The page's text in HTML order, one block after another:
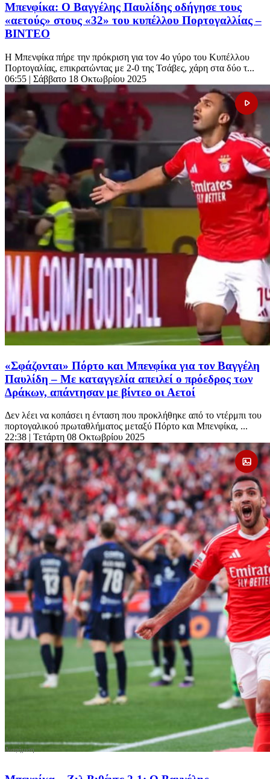
Μπενφίκα: Ο Βαγγέλης Παυλίδης οδήγησε τους
«αετούς» στους «32» του κυπέλλου Πορτογαλλίας –
ΒΙΝΤΕΟ
Η Μπενφίκα πήρε την πρόκριση για τον 4ο γύρο του Κυπέλλου
Πορτογαλίας, επικρατώντας με 2-0 της Τσάβες, χάρη στα δύο τ...
06:55 | Σάββατο 18 Οκτωβρίου 2025
«Σφάζονται» Πόρτο και Μπενφίκα για τον Βαγγέλη
Παυλίδη – Με καταγγελία απειλεί ο πρόεδρος των
Δράκων, απάντησαν με βίντεο οι Αετοί
Δεν λέει να κοπάσει η ένταση που προκλήθηκε από το ντέρμπι του
πορτογαλικού πρωταθλήματος μεταξύ Πόρτο και Μπενφίκα, ...
22:38 | Τετάρτη 08 Οκτωβρίου 2025